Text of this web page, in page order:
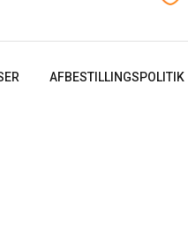
AFBESTILLINGSPOLITIK